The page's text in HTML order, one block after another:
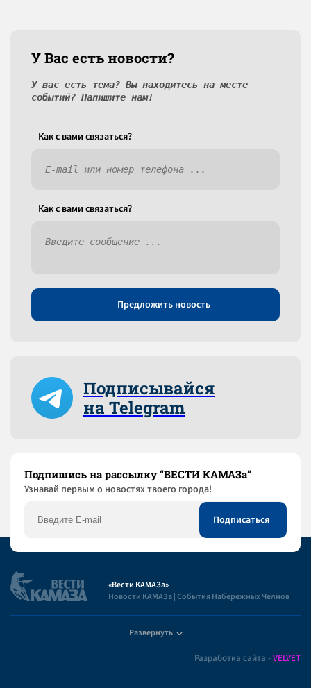
У Вас есть новости?
У вас есть тема? Вы находитесь на месте
событий? Напишите нам!
Как c вами связаться?
Как c вами связаться?
Предложить новость
Подписывайся
на Telegram
Подпишись на рассылку “ВЕСТИ КАМАЗа”
Узнaвай первым о новостях твоего города!
«Вести КАМАЗа»
Новости КАМАЗа | События Набережных Челнов
Развернуть
Разработка сайта -VELVET